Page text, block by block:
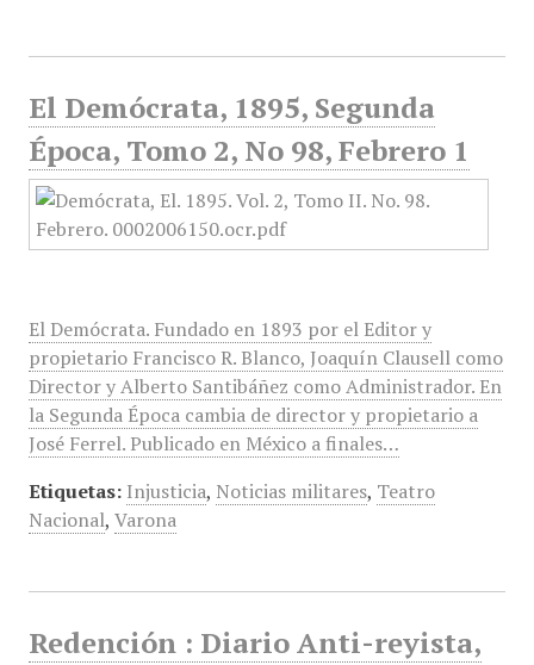
El Demócrata, 1895, Segunda
Época, Tomo 2, No 98, Febrero 1
El Demócrata. Fundado en 1893 por el Editor y
propietario Francisco R. Blanco, Joaquín Clausell como
Director y Alberto Santibáñez como Administrador. En
la Segunda Época cambia de director y propietario a
José Ferrel. Publicado en México a finales…
Etiquetas: Injusticia, Noticias militares, Teatro
Nacional, Varona
Redención : Diario Anti-reyista,